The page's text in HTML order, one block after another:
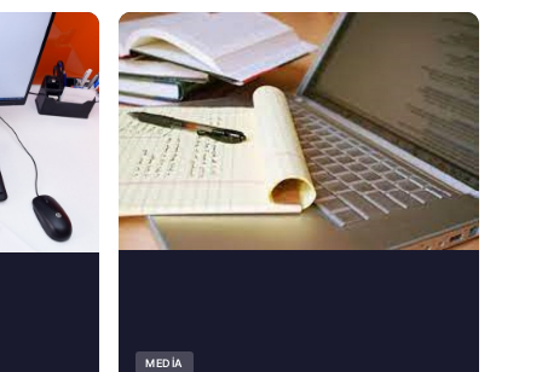
MEDİA